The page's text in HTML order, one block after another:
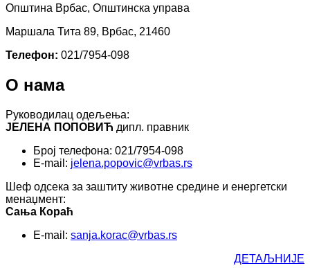
Општина Врбас, Општинска управа
Маршала Тита 89, Врбас, 21460
Телефон: 021/7954-098
О нама
Руководилац одељења:
ЈЕЛЕНА ПОПОВИЋ дипл. правник
Број телефона: 021/7954-098
E-mail: jelena.popovic@vrbas.rs
Шеф одсека за заштиту животне средине и енергетски
менаџмент:
Сања Кораћ
E-mail: sanja.korac@vrbas.rs
ДЕТАЉНИЈЕ